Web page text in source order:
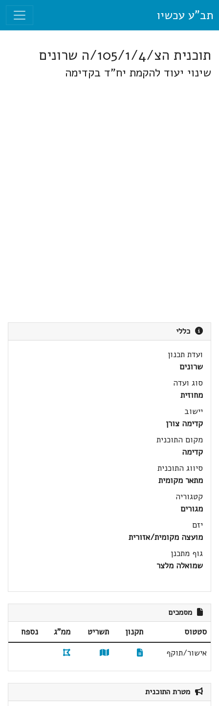
תב"ע עכשיו
תוכנית הצ/105/1/4/ה שרונים
שינוי יעוד להקמת יח"ד בקדימה
כללי
ועדת תכנון
שרונים
סוג ועדה
מחוזית
יישוב
קדימה צורן
מקום התוכנית
קדימה
סיווג התוכנית
מתאר מקומית
קטגוריה
מגורים
יזם
מועצה מקומית/אזורית
גוף מתכנן
שמואלה מלצר
מסמכים
סטטוס תקנון תשריט ממ"ג
נספח
אישור/תוקף
מטרת התוכנית